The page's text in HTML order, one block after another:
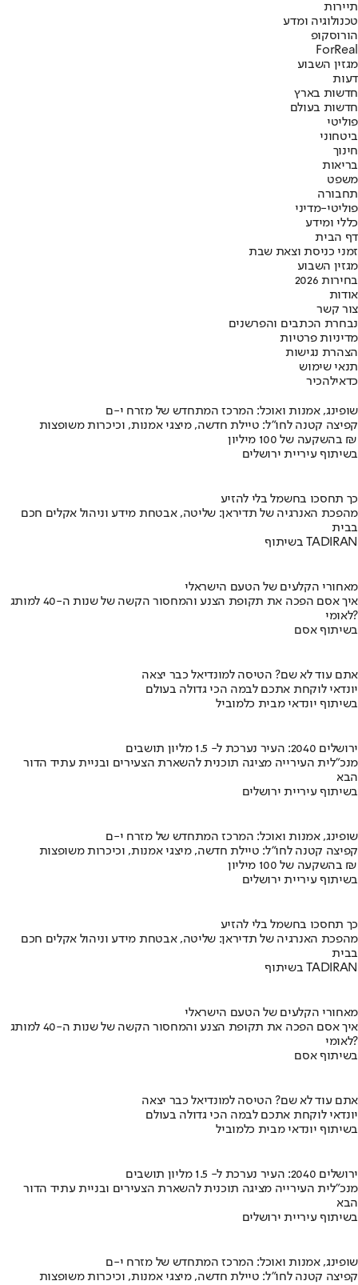
תיירות
טכנולוגיה ומדע
הורוסקופ
ForReal
מגזין השבוע
דעות
חדשות בארץ
חדשות בעולם
פוליטי
ביטחוני
חינוך
בריאות
משפט
תחבורה
פוליטי-מדיני
כללי ומידע
דף הבית
זמני כניסת וצאת שבת
מגזין השבוע
בחירות 2026
אודות
צור קשר
נבחרת הכתבים והפרשנים
מדיניות פרטיות
הצהרת נגישות
תנאי שימוש
כדאילהכיר
שופינג, אמנות ואוכל: המרכז המתחדש של מזרח י-ם
קפיצה קטנה לחו"ל: טיילת חדשה, מיצגי אמנות, וכיכרות משופצות
בהשקעה של 100 מיליון ₪
בשיתוף עיריית ירושלים
כך תחסכו בחשמל בלי להזיע
מהפכת האנרגיה של תדיראן: שליטה, אבטחת מידע וניהול אקלים חכם
בבית
בשיתוף TADIRAN
מאחורי הקלעים של הטעם הישראלי
איך אסם הפכה את תקופת הצנע והמחסור הקשה של שנות ה-40 למותג
לאומי?
בשיתוף אסם
אתם עוד לא שם? הטיסה למונדיאל כבר יצאה
יונדאי לוקחת אתכם לבמה הכי גדולה בעולם
בשיתוף יונדאי מבית כלמוביל
ירושלים 2040: העיר נערכת ל- 1.5 מליון תושבים
מנכ"לית העירייה מציגה תוכנית להשארת הצעירים ובניית עתיד הדור
הבא
בשיתוף עיריית ירושלים
שופינג, אמנות ואוכל: המרכז המתחדש של מזרח י-ם
קפיצה קטנה לחו"ל: טיילת חדשה, מיצגי אמנות, וכיכרות משופצות
בהשקעה של 100 מיליון ₪
בשיתוף עיריית ירושלים
כך תחסכו בחשמל בלי להזיע
מהפכת האנרגיה של תדיראן: שליטה, אבטחת מידע וניהול אקלים חכם
בבית
בשיתוף TADIRAN
מאחורי הקלעים של הטעם הישראלי
איך אסם הפכה את תקופת הצנע והמחסור הקשה של שנות ה-40 למותג
לאומי?
בשיתוף אסם
אתם עוד לא שם? הטיסה למונדיאל כבר יצאה
יונדאי לוקחת אתכם לבמה הכי גדולה בעולם
בשיתוף יונדאי מבית כלמוביל
ירושלים 2040: העיר נערכת ל- 1.5 מליון תושבים
מנכ"לית העירייה מציגה תוכנית להשארת הצעירים ובניית עתיד הדור
הבא
בשיתוף עיריית ירושלים
שופינג, אמנות ואוכל: המרכז המתחדש של מזרח י-ם
קפיצה קטנה לחו"ל: טיילת חדשה, מיצגי אמנות, וכיכרות משופצות